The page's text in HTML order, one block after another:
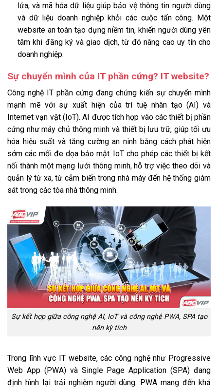
lửa, và mã hóa dữ liệu giúp bảo vệ thông tin người dùng
và dữ liệu doanh nghiệp khỏi các cuộc tấn công. Một
website an toàn tạo dựng niềm tin, khiến người dùng yên
tâm khi đăng ký và giao dịch, từ đó nâng cao uy tín cho
doanh nghiệp.
Sự chuyển mình của IT phần cứng? IT website?
Công nghệ IT phần cứng đang chứng kiến sự chuyển mình
mạnh mẽ với sự xuất hiện của trí tuệ nhân tạo (AI) và
Internet vạn vật (IoT). AI được tích hợp vào các thiết bị phần
cứng như máy chủ thông minh và thiết bị lưu trữ, giúp tối ưu
hóa hiệu suất và tăng cường an ninh bằng cách phát hiện
sớm các mối đe dọa bảo mật. IoT cho phép các thiết bị kết
nối thành một mạng lưới thông minh, hỗ trợ việc theo dõi và
quản lý từ xa, từ cảm biến trong nhà máy đến hệ thống giám
sát trong các tòa nhà thông minh.
Sự kết hợp giữa công nghệ AI, IoT và công nghệ PWA, SPA tạo
nên kỳ tích
Trong lĩnh vực IT website, các công nghệ như Progressive
Web App (PWA) và Single Page Application (SPA) đang
định hình lại trải nghiệm người dùng. PWA mang đến khả